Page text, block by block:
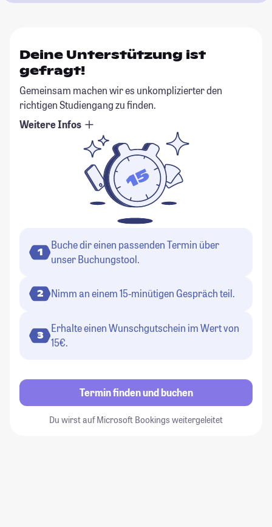
Deine Unterstützung ist
gefragt!
Gemeinsam machen wir es unkomplizierter den
richtigen Studiengang zu finden.
Weitere Infos
1
Buche dir einen passenden Termin über
unser Buchungstool.
2 Nimm an einem 15-minütigen Gespräch teil.
3
Erhalte einen Wunschgutschein im Wert von
15€.
Termin finden und buchen
Du wirst auf Microsoft Bookings weitergeleitet